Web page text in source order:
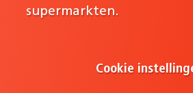
supermarkten.
Cookie